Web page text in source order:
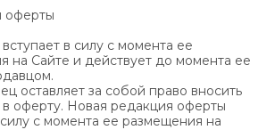
оферты
в силу с момента ее
на Сайте и действует до момента ее
оставляет за собой право вносить
оферту. Новая редакция оферты
силу с момента ее размещения на